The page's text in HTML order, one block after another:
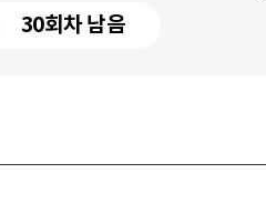
30회차 남음